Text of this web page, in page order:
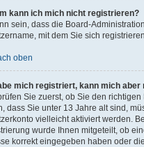
kann ich mich nicht registrieren?
sein, dass die Board-
mit dem Sie sich
oben
mich registriert, kann mich aber
Sie zuerst, ob Sie den
dass Sie unter 13 Jahre alt sind,
vielleicht aktiviert werden.
wurde Ihnen mitgeteilt, ob
korrekt eingegeben haben oder